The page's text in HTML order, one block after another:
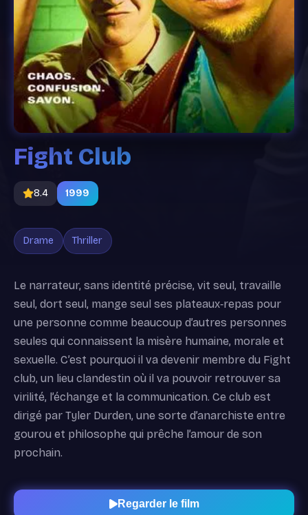
Fight Club
8.4 1999
Drame Thriller
Le narrateur, sans identité précise, vit seul, travaille
seul, dort seul, mange seul ses plateaux‐repas pour
une personne comme beaucoup d’autres personnes
seules qui connaissent la misère humaine, morale et
sexuelle. C’est pourquoi il va devenir membre du Fight
club, un lieu clandestin où il va pouvoir retrouver sa
virilité, l’échange et la communication. Ce club est
dirigé par Tyler Durden, une sorte d’anarchiste entre
gourou et philosophe qui prêche l’amour de son
prochain.
Regarder le film